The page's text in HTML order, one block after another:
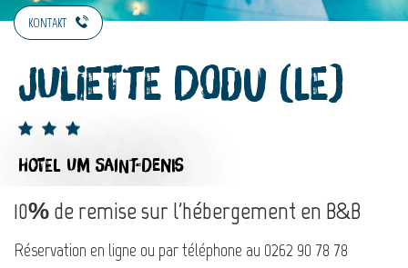
KONTAKT
Juliette Dodu (Le)
HOTEL UM SAINT-DENIS
10% de remise sur l'hébergement en B&B
Réservation en ligne ou par téléphone au 0262 90 78 78